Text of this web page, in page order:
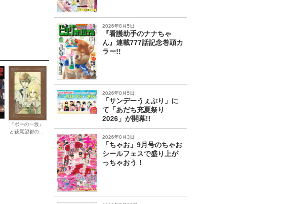
『ポーの一族』
と萩尾望都の...
2026年8月5日
『看護助手のナナちゃ
ん』連載777話記念巻頭カ
ラー!!
2026年8月5日
「サンデーうぇぶり」に
て「あだち充夏祭り
2026」が開幕!!
2026年8月3日
「ちゃお」9月号のちゃお
シールフェスで盛り上が
っちゃおう！